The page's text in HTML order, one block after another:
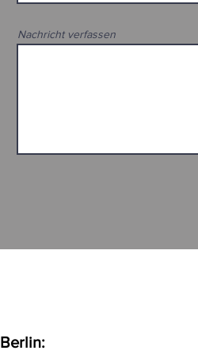
Nachricht verfassen
Berlin: